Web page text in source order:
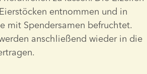
entnommen und in
mit Spendersamen befruchtet.
anschließend wieder in die